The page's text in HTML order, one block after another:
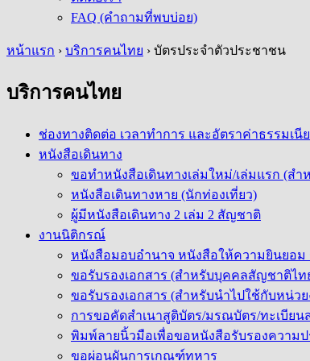
FAQ (คำถามที่พบบ่อย)
หน้าแรก › บริการคนไทย › บัตรประจำตัวประชาชน
บริการคนไทย
ช่องทางติดต่อ เวลาทำการ และอัตราค่าธรรมเนี
หนังสือเดินทาง
ขอทำหนังสือเดินทางเล่มใหม่/เล่มแรก (สำ
หนังสือเดินทางหาย (นักท่องเที่ยว)
ผู้มีหนังสือเดินทาง 2 เล่ม 2 สัญชาติ
งานนิติกรณ์
หนังสือมอบอำนาจ หนังสือให้ความยินยอม
ขอรับรองเอกสาร (สำหรับบุคคลสัญชาติไท
ขอรับรองเอกสาร (สำหรับนำไปใช้กับหน่ว
การขอคัดสำเนาสูติบัตร/มรณบัตร/ทะเบีย
พิมพ์ลายนิ้วมือเพื่อขอหนังสือรับรองความ
ขอผ่อนผันการเกณฑ์ทหาร